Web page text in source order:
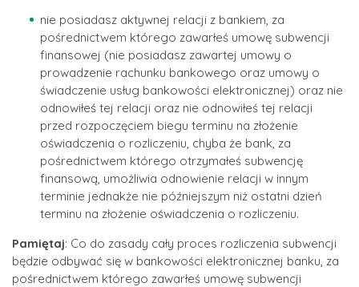
nie posiadasz aktywnej relacji z bankiem, za
pośrednictwem którego zawarłeś umowę subwencji
finansowej (nie posiadasz zawartej umowy o
prowadzenie rachunku bankowego oraz umowy o
świadczenie usług bankowości elektronicznej) oraz nie
odnowiłeś tej relacji oraz nie odnowiłeś tej relacji
przed rozpoczęciem biegu terminu na złożenie
oświadczenia o rozliczeniu, chyba że bank, za
pośrednictwem którego otrzymałeś subwencję
finansową, umożliwia odnowienie relacji w innym
terminie jednakże nie późniejszym niż ostatni dzień
terminu na złożenie oświadczenia o rozliczeniu.
Pamiętaj: Co do zasady cały proces rozliczenia subwencji
będzie odbywać się w bankowości elektronicznej banku, za
pośrednictwem którego zawarłeś umowę subwencji